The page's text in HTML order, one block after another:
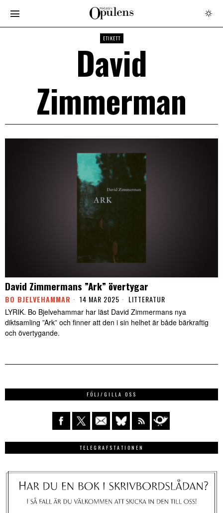
ETIKETT
David
Zimmerman
David Zimmermans ”Ark” övertygar
BO BJELVEHAMMAR 14 MAR 2025 LITTERATUR
LYRIK. Bo Bjelvehammar har läst David Zimmermans nya
diktsamling ”Ark” och finner att den i sin helhet är både bärkraftig
och övertygande.
FÖLJ/GILLA OSS
TELEGRAFSTATIONEN